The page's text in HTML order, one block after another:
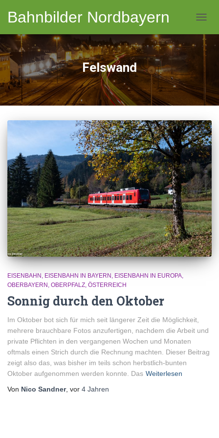
Bahnbilder Nordbayern
Felswand
EISENBAHN EISENBAHN IN BAYERN EISENBAHN IN EUROPA
OBERBAYERN OBERPFALZ ÖSTERREICH
Sonnig durch den Oktober
Im Oktober bot sich für mich seit längerer Zeit die Möglichkeit,
mehrere brauchbare Fotos anzufertigen, nachdem die Arbeit und
private Pflichten in den vergangenen Wochen und Monaten
oftmals einen Strich durch die Rechnung machten. Dieser Beitrag
zeigt also das, was bisher im teils schon herbstlich-bunten
Oktober aufgenommen werden konnte. Das Weiterlesen
Von Nico Sandner, vor 4 Jahren